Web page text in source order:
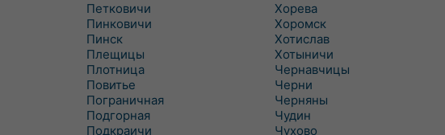
Петковичи
Пинковичи
Пинск
Плещицы
Плотница
Повитье
Пограничная
Подгорная
Подкраичи
Хорева
Хоромск
Хотислав
Хотыничи
Чернавчицы
Черни
Черняны
Чудин
Чухово